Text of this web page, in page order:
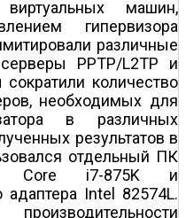
виртуальных машин,
гипервизора
различные
PPTP/L2TP и
количество
необходимых для
в различных
результатов в
отдельный ПК
Core i7-875K и
адаптера Intel 82574L.